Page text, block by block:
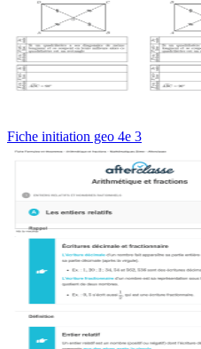
Fiche initiation geo 4e 3